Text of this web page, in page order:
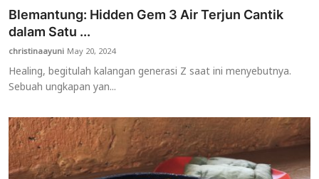
Blemantung: Hidden Gem 3 Air Terjun Cantik
dalam Satu ...
christinaayuni May 20, 2024
Healing, begitulah kalangan generasi Z saat ini menyebutnya.
Sebuah ungkapan yan...